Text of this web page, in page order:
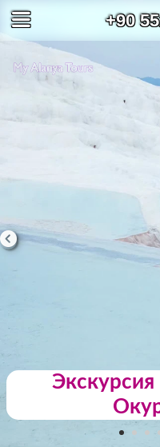
+90